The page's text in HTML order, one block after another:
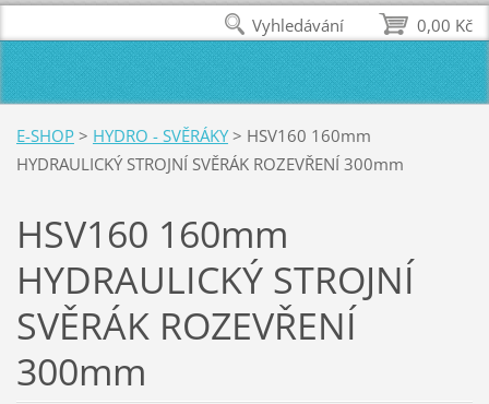
E-SHOP > HYDRO - SVĚRÁKY > HSV160 160mm
HYDRAULICKÝ STROJNÍ SVĚRÁK ROZEVŘENÍ 300mm
HSV160 160mm
HYDRAULICKÝ STROJNÍ
SVĚRÁK ROZEVŘENÍ
300mm
0,00 Kč
Vyhledávání